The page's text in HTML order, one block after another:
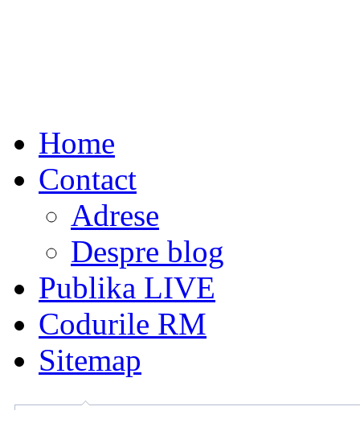
Home
Contact
Adrese
Despre blog
Publika LIVE
Codurile RM
Sitemap